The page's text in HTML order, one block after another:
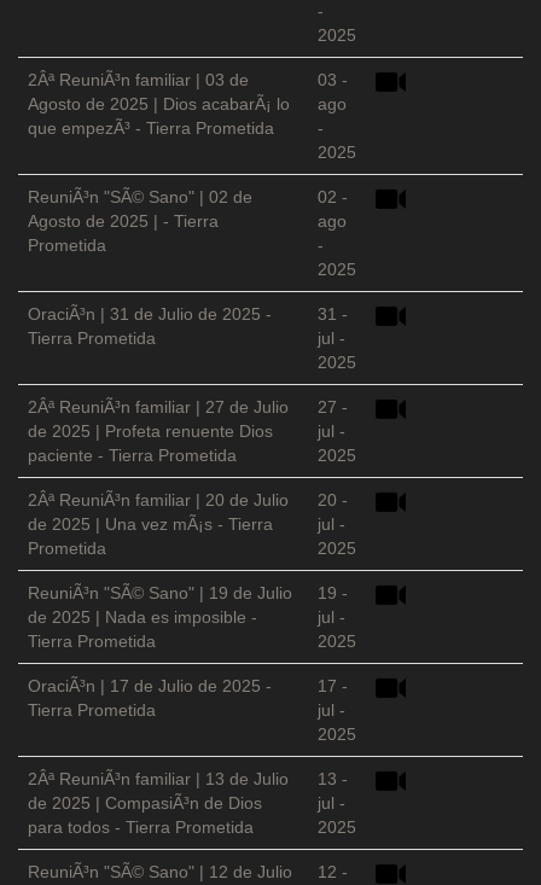
-
2025
2Âª ReuniÃ³n familiar | 03 de
Agosto de 2025 | Dios acabarÃ¡ lo
que empezÃ³ - Tierra Prometida
03 -
ago
-
2025
ReuniÃ³n "SÃ© Sano" | 02 de
Agosto de 2025 | - Tierra
Prometida
02 -
ago
-
2025
OraciÃ³n | 31 de Julio de 2025 -
Tierra Prometida
31 -
jul -
2025
2Âª ReuniÃ³n familiar | 27 de Julio
de 2025 | Profeta renuente Dios
paciente - Tierra Prometida
27 -
jul -
2025
2Âª ReuniÃ³n familiar | 20 de Julio
de 2025 | Una vez mÃ¡s - Tierra
Prometida
20 -
jul -
2025
ReuniÃ³n "SÃ© Sano" | 19 de Julio
de 2025 | Nada es imposible -
Tierra Prometida
19 -
jul -
2025
OraciÃ³n | 17 de Julio de 2025 -
Tierra Prometida
17 -
jul -
2025
2Âª ReuniÃ³n familiar | 13 de Julio
de 2025 | CompasiÃ³n de Dios
para todos - Tierra Prometida
13 -
jul -
2025
ReuniÃ³n "SÃ© Sano" | 12 de Julio
12 -